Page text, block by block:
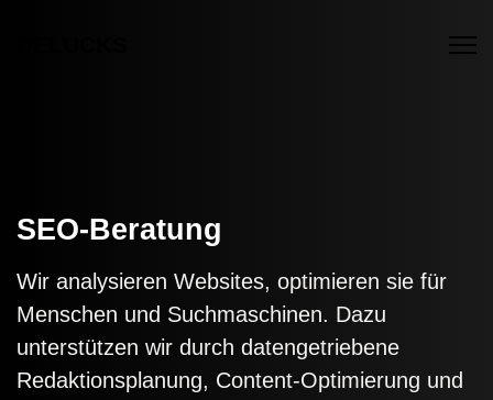
SEO-Beratung
Wir analysieren Websites, optimieren sie für
Menschen und Suchmaschinen. Dazu
unterstützen wir durch datengetriebene
Redaktionsplanung, Content-Optimierung und